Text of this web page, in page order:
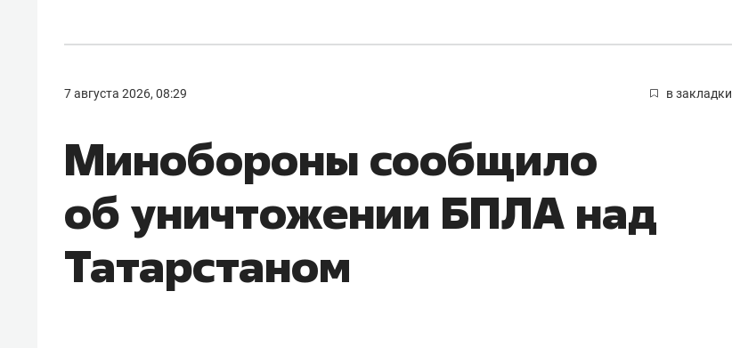
7 августа 2026, 08:29 в закладки
Минобороны сообщило
об уничтожении БПЛА над
Татарстаном